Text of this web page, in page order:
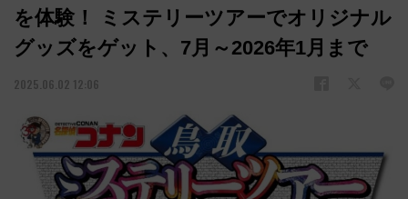
を体験！ ミステリーツアーでオリジナル
グッズをゲット、7月～2026年1月まで
2025.06.02 12:06